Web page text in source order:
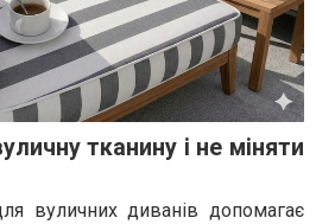
тканину і не міняти
вуличних диванів допомагає